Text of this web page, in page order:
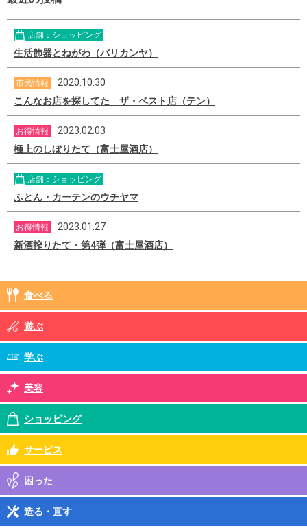
店舗：ショッピング
生活飾器とねがわ（バリカンヤ）
市民情報
2020.10.30
こんなお店を探してた ザ・ベスト店（テン）
お得情報
2023.02.03
極上のしぼりたて（富士屋酒店）
店舗：ショッピング
ふとん・カーテンのウチヤマ
お得情報
2023.01.27
新酒搾りたて・第4弾（富士屋酒店）
食べる
遊ぶ
学ぶ
美容
ショッピング
サービス
困った
造る・直す